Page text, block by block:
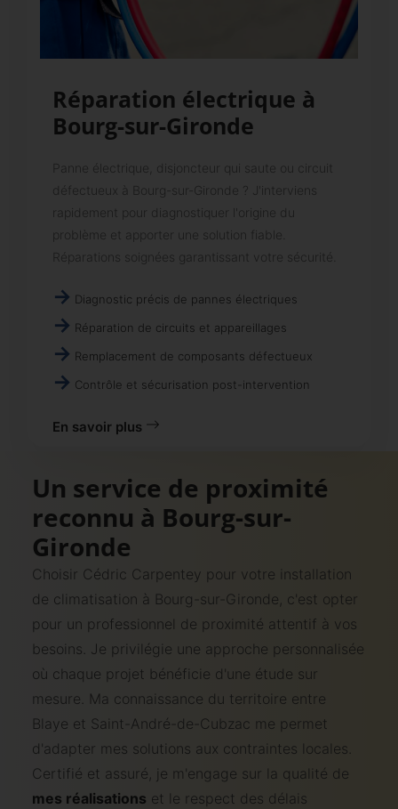
Réparation électrique à
Bourg-sur-Gironde
Panne électrique, disjoncteur qui saute ou circuit
défectueux à Bourg-sur-Gironde ? J'interviens
rapidement pour diagnostiquer l'origine du
problème et apporter une solution fiable.
Réparations soignées garantissant votre sécurité.
Diagnostic précis de pannes électriques
Réparation de circuits et appareillages
Remplacement de composants défectueux
Contrôle et sécurisation post-intervention
En savoir plus
Un service de proximité
reconnu à Bourg-sur-
Gironde
Choisir Cédric Carpentey pour votre installation
de climatisation à Bourg-sur-Gironde, c'est opter
pour un professionnel de proximité attentif à vos
besoins. Je privilégie une approche personnalisée
où chaque projet bénéficie d'une étude sur
mesure. Ma connaissance du territoire entre
Blaye et Saint-André-de-Cubzac me permet
d'adapter mes solutions aux contraintes locales.
Certifié et assuré, je m'engage sur la qualité de
mes réalisations et le respect des délais